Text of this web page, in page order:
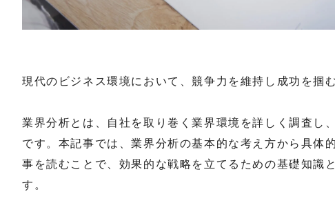
現代のビジネス環境において、競争力を維持し成功を掴
業界分析とは、自社を取り巻く業界環境を詳しく調査し
です。本記事では、業界分析の基本的な考え方から具体
事を読むことで、効果的な戦略を立てるための基礎知識
す。